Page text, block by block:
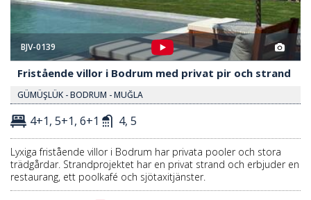
BJV-0139
Fristående villor i Bodrum med privat pir och strand
GÜMÜŞLÜK - BODRUM - MUĞLA
4+1, 5+1, 6+1 4, 5
Lyxiga fristående villor i Bodrum har privata pooler och stora
trädgårdar. Strandprojektet har en privat strand och erbjuder en
restaurang, ett poolkafé och sjötaxitjänster.